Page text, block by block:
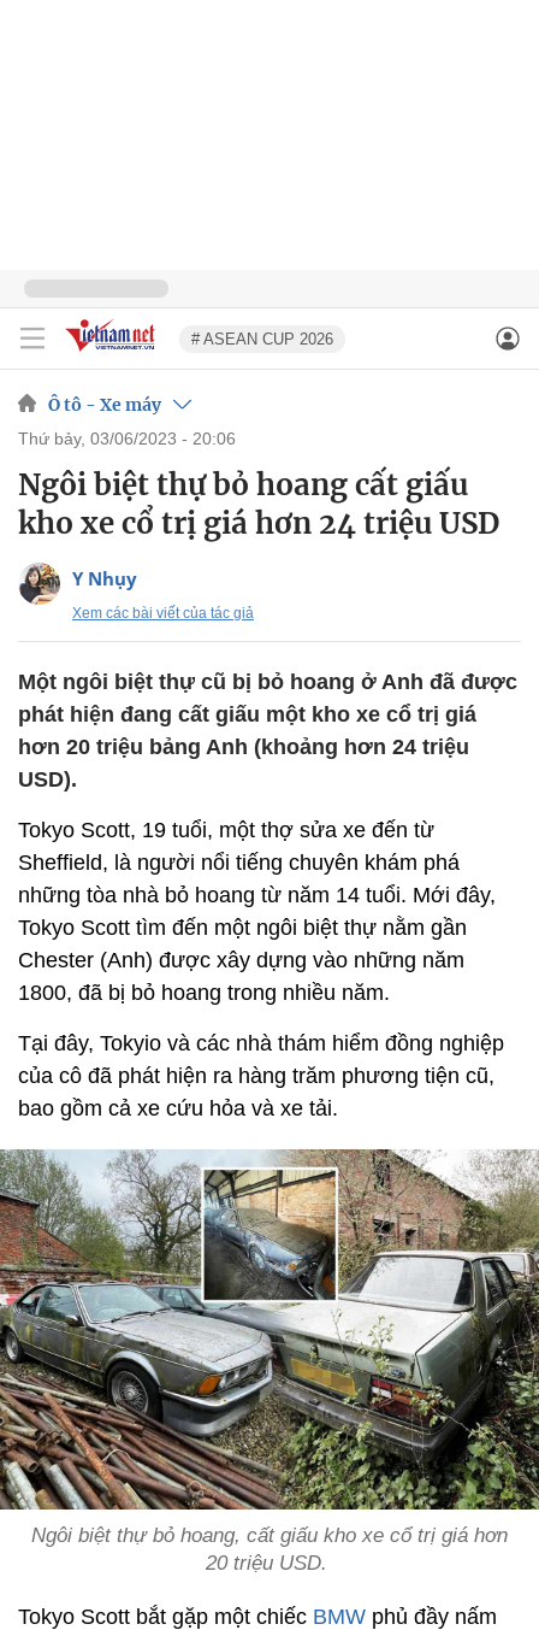
# ASEAN CUP 2026
Ô tô - Xe máy
thứ bảy, 03/06/2023 - 20:06
Ngôi biệt thự bỏ hoang cất giấu
kho xe cổ trị giá hơn 24 triệu USD
Y Nhụy
Xem các bài viết của tác giả
Một ngôi biệt thự cũ bị bỏ hoang ở Anh đã được
phát hiện đang cất giấu một kho xe cổ trị giá
hơn 20 triệu bảng Anh (khoảng hơn 24 triệu
USD).
Tokyo Scott, 19 tuổi, một thợ sửa xe đến từ
Sheffield, là người nổi tiếng chuyên khám phá
những tòa nhà bỏ hoang từ năm 14 tuổi. Mới đây,
Tokyo Scott tìm đến một ngôi biệt thự nằm gần
Chester (Anh) được xây dựng vào những năm
1800, đã bị bỏ hoang trong nhiều năm.
Tại đây, Tokyio và các nhà thám hiểm đồng nghiệp
của cô đã phát hiện ra hàng trăm phương tiện cũ,
bao gồm cả xe cứu hỏa và xe tải.
Ngôi biệt thự bỏ hoang, cất giấu kho xe cổ trị giá hơn
20 triệu USD.
Tokyo Scott bắt gặp một chiếc BMW phủ đầy nấm